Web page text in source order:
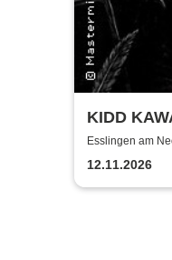
KIDD
Tour
Esslingen am
12.11.2026